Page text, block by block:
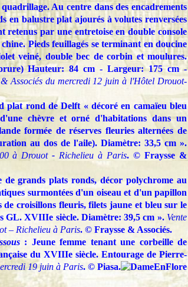
Au centre dans des encadrements
en balustre plat ajourés à volutes renversées
retenus par une entretoise en double console
Pieds feuillagés se terminant en doucine
veiné, double bec de corbin et moulures.
Hauteur: 84 cm - Largeur: 175 cm -
Associés du mercredi 12 juin à l'Hôtel Drouot-
plat rond de Delft « décoré en camaïeu bleu
chèvre et orné d'habitations dans un
formée de réserves fleuries alternées de
au dos de l'aile). Diamètre: 33,5 cm ».
à Drouot- Richelieu à Paris. © Fraysse &
grands plats ronds, décor polychrome au
surmontées d'un oiseau et d'un papillon
de croisillons fleuris, filets jaune et bleu sur le
GL. XVIIIe siècle. Diamètre: 39,5 cm ». Vente
– Richelieu à Paris. © Fraysse & Associés.
: Jeune femme tenant une corbeille de
du XVIIIe siècle. Entourage de Pierre-
19 juin à Paris. © Piasa.